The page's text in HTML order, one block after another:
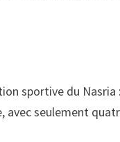
sportive du
avec seulement